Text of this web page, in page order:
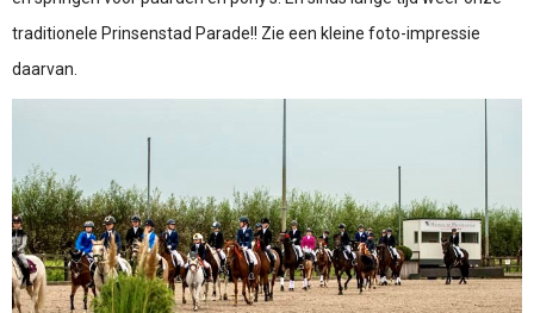
traditionele Prinsenstad Parade!! Zie een kleine foto-impressie
daarvan.